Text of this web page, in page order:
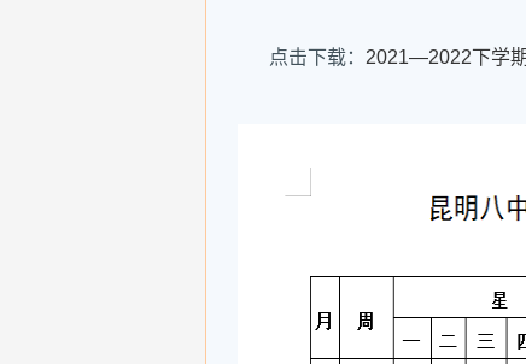
点击下载： 2021—2022下学